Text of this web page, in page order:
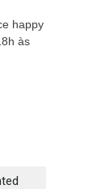
happy
às